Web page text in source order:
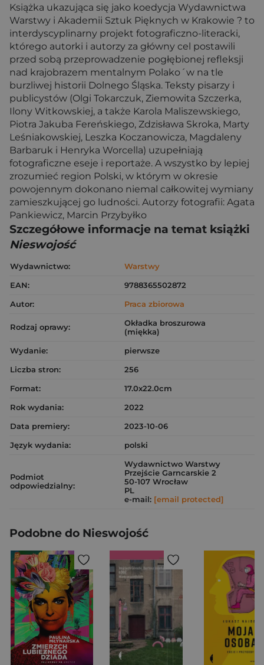
Książka ukazująca się jako koedycja Wydawnictwa
Warstwy i Akademii Sztuk Pięknych w Krakowie ? to
interdyscyplinarny projekt fotograficzno-literacki,
którego autorki i autorzy za główny cel postawili
przed sobą przeprowadzenie pogłębionej refleksji
nad krajobrazem mentalnym Polako´w na tle
burzliwej historii Dolnego Śląska. Teksty pisarzy i
publicystów (Olgi Tokarczuk, Ziemowita Szczerka,
Ilony Witkowskiej, a także Karola Maliszewskiego,
Piotra Jakuba Fereńskiego, Zdzisława Skroka, Marty
Leśniakowskiej, Leszka Koczanowicza, Magdaleny
Barbaruk i Henryka Worcella) uzupełniają
fotograficzne eseje i reportaże. A wszystko by lepiej
zrozumieć region Polski, w którym w okresie
powojennym dokonano niemal całkowitej wymiany
zamieszkującej go ludności. Autorzy fotografii: Agata
Pankiewicz, Marcin Przybyłko
Szczegółowe informacje na temat książki
Nieswojość
Wydawnictwo:
Warstwy
EAN:
9788365502872
Autor:
Praca zbiorowa
Rodzaj oprawy:
Okładka broszurowa
(miękka)
Wydanie:
pierwsze
Liczba stron:
256
Format:
17.0x22.0cm
Rok wydania:
2022
Data premiery:
2023-10-06
Język wydania:
polski
Podmiot
odpowiedzialny:
Wydawnictwo Warstwy
Przejście Garncarskie 2
50-107 Wrocław
PL
e-mail: [email protected]
Podobne do Nieswojość